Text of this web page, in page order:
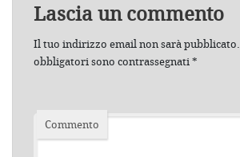
Lascia un commento
Il tuo indirizzo email non sarà pubblicato.
obbligatori sono contrassegnati*
Commento